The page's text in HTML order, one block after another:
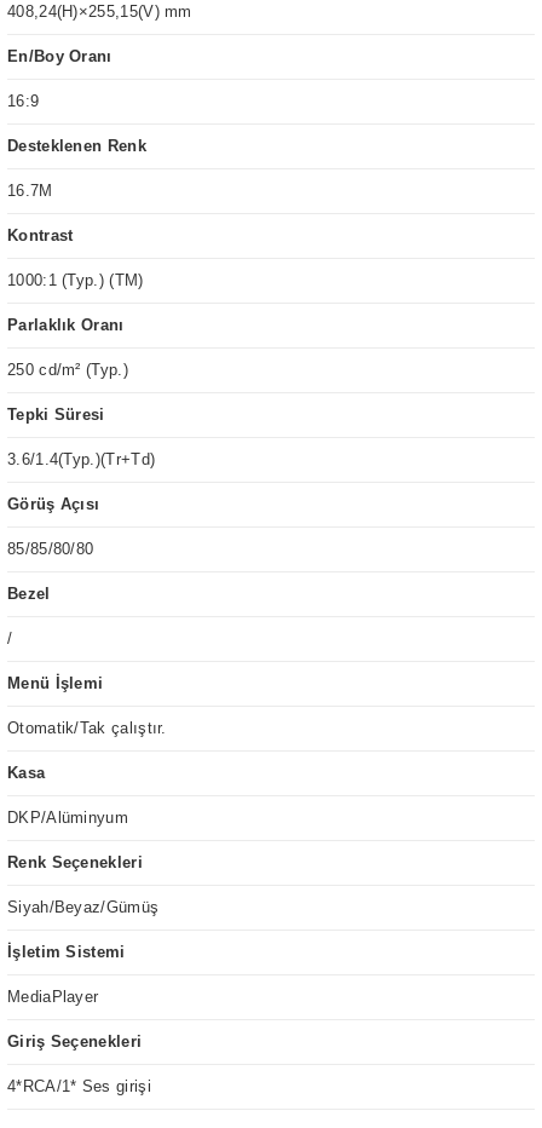
408,24(H)×255,15(V) mm
En/Boy Oranı
16:9
Desteklenen Renk
16.7M
Kontrast
1000:1 (Typ.) (TM)
Parlaklık Oranı
250 cd/m² (Typ.)
Tepki Süresi
3.6/1.4(Typ.)(Tr+Td)
Görüş Açısı
85/85/80/80
Bezel
/
Menü İşlemi
Otomatik/Tak çalıştır.
Kasa
DKP/Alüminyum
Renk Seçenekleri
Siyah/Beyaz/Gümüş
İşletim Sistemi
MediaPlayer
Giriş Seçenekleri
4*RCA/1* Ses girişi